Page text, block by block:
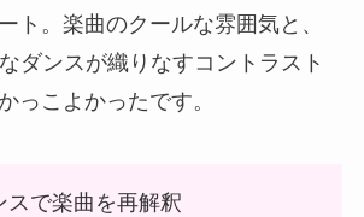
ト。楽曲のクールな雰囲気と、
ダンスが織りなすコントラスト
っこよかったです。
スで楽曲を再解釈